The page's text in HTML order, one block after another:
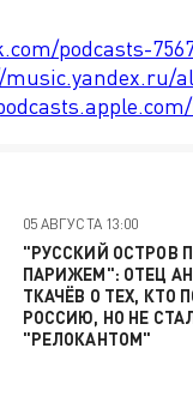
podcasts-
05 АВГУСТА 13:00
"РУССКИЙ ОСТРОВ
ПАРИЖЕМ": ОТЕЦ
ТКАЧЁВ О ТЕХ, КТО
РОССИЮ, НО НЕ
"РЕЛОКАНТОМ"